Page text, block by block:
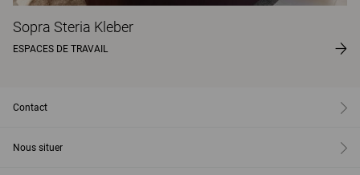
Sopra Steria Kleber
ESPACES DE TRAVAIL
Contact
Nous situer